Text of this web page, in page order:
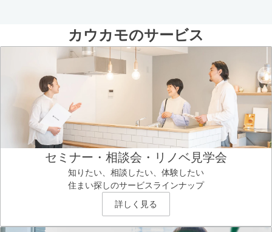
カウカモのサービス
セミナー・相談会・リノベ見学会
知りたい、相談したい、体験したい
住まい探しのサービスラインナップ
詳しく見る